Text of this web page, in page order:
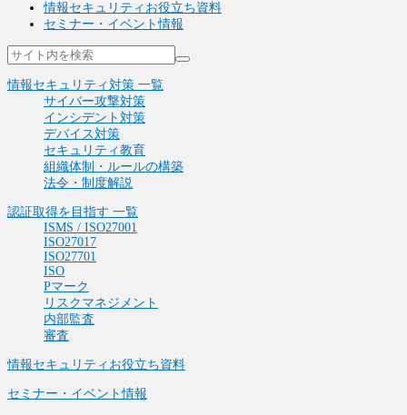
情報セキュリティお役立ち資料
セミナー・イベント情報
情報セキュリティ対策 一覧
サイバー攻撃対策
インシデント対策
デバイス対策
セキュリティ教育
組織体制・ルールの構築
法令・制度解説
認証取得を目指す 一覧
ISMS / ISO27001
ISO27017
ISO27701
ISO
Pマーク
リスクマネジメント
内部監査
審査
情報セキュリティお役立ち資料
セミナー・イベント情報